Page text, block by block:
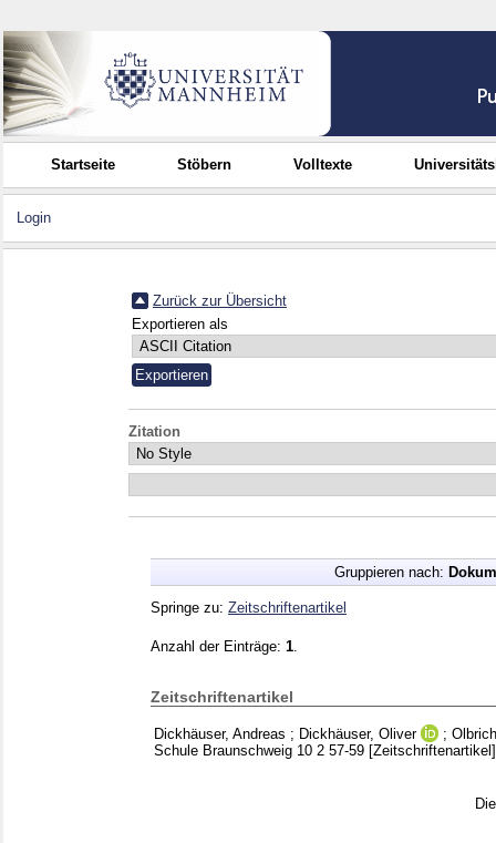
Startseite Stöbern Volltexte
Login
Zurück zur Übersicht
Exportieren als
Zitation
Gruppieren nach:
Springe zu: Zeitschriftenartikel
Anzahl der Einträge: 1
Zeitschriftenartikel
Dickhäuser, Andreas ; Dickhäuser, Oliver ;
Schule Braunschweig 10 2 57-59 [Zeitschriftenartikel]